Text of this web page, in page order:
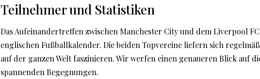
Teilnehmer und Statistiken
Das Aufeinandertreffen zwischen Manchester City und dem Liverpool
englischen Fußballkalender. Die beiden Topvereine liefern sich
auf der ganzen Welt faszinieren. Wir werfen einen genaueren Blick auf
spannenden Begegnungen.